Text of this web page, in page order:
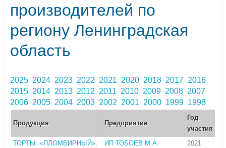
производителей по
региону Ленинградская
область
2025 2024 2023 2022 2021 2020 2018 2017 2016
2015 2014 2013 2012 2011 2010 2009 2008 2007
2006 2005 2004 2003 2002 2001 2000 1999 1998
Продукция Предприятие
Год
участия
ТОРТЫ: «ПЛОМБИРНЫЙ»,
ИП ТОБОЕВ М.А. 2021